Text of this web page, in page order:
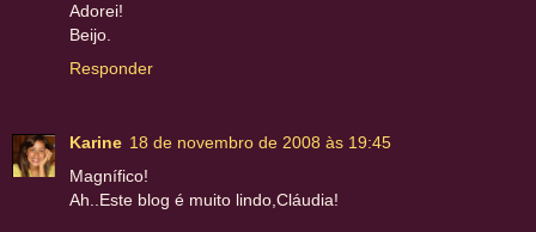
Adorei!
Beijo.
Responder
Karine 18 de novembro de 2008 às 19:45
Magnífico!
Ah..Este blog é muito lindo,Cláudia!